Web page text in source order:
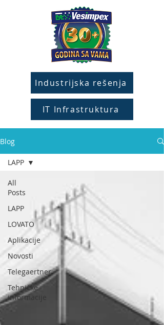
Industrijska rešenja
IT Infrastruktura
Blog
All
Posts
LAPP
LOVATO
Aplikacije
Novosti
Telegaertner
Tehničke
informacije
LAPP